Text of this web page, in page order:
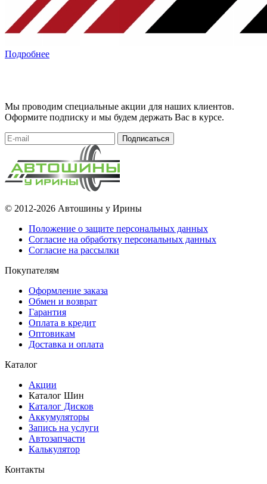
Подробнее
Мы проводим специальные акции для наших клиентов.
Оформите подписку и мы будем держать Вас в курсе.
Подписаться
© 2012-2026 Автошины у Ирины
Положение о защите персональных данных
Согласие на обработку персональных данных
Согласие на рассылки
Покупателям
Оформление заказа
Обмен и возврат
Гарантия
Оплата в кредит
Оптовикам
Доставка и оплата
Каталог
Акции
Каталог Шин
Каталог Дисков
Аккумуляторы
Запись на услуги
Автозапчасти
Калькулятор
Контакты